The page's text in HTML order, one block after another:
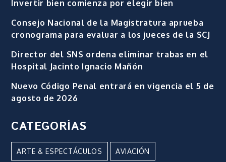
Invertir bien comienza por elegir bien
Consejo Nacional de la Magistratura aprueba
cronograma para evaluar a los jueces de la SCJ
Director del SNS ordena eliminar trabas en el
Hospital Jacinto Ignacio Mañón
Nuevo Código Penal entrará en vigencia el 5 de
agosto de 2026
CATEGORÍAS
ARTE & ESPECTÁCULOS AVIACIÓN